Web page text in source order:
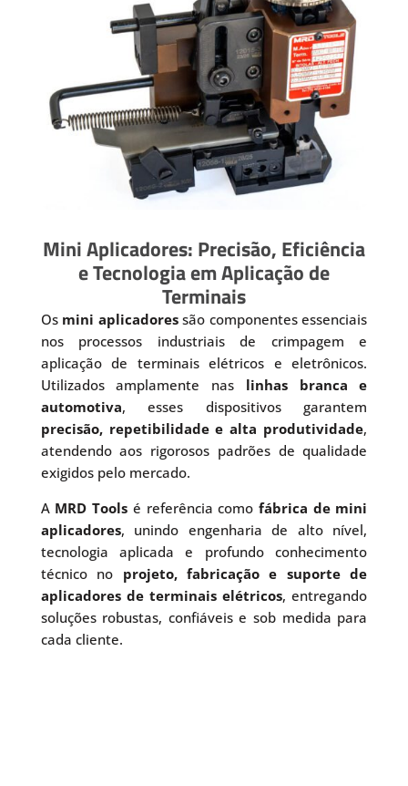
Mini Aplicadores: Precisão, Eficiência
e Tecnologia em Aplicação de
Terminais
Os mini aplicadoressão componentes essenciais
nos processos industriais de crimpagem e
aplicação de terminais elétricos e eletrônicos.
Utilizados amplamente nas linhas branca e
automotiva, esses dispositivos garantem
precisão, repetibilidade e alta produtividade,
atendendo aos rigorosos padrões de qualidade
exigidos pelo mercado.
A MRD Tools é referência como fábrica de mini
aplicadores, unindo engenharia de alto nível,
tecnologia aplicada e profundo conhecimento
técnico no projeto, fabricação e suporte de
aplicadores de terminais elétricos, entregando
soluções robustas, confiáveis e sob medida para
cada cliente.